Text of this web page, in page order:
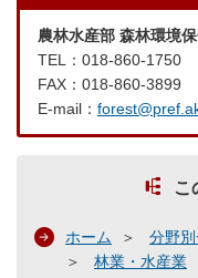
農林水産部 森林環境
TEL：018-860-1750
FAX：018-860-3899
E-mail：
こ
ホーム 分野
林業・水産業